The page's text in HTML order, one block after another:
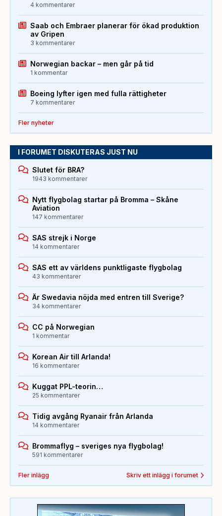
4 kommentarer
Saab och Embraer planerar för ökad produktion
av Gripen
3 kommentarer
Norwegian backar – men går på tid
1 kommentar
Boeing lyfter igen med fulla rättigheter
7 kommentarer
Fler nyheter
I FORUMET DISKUTERAS JUST NU
Slutet för BRA?
1943 kommentarer
Nytt flygbolag startar på Bromma – Skåne
Aviation
147 kommentarer
SAS strejk i Norge
14 kommentarer
SAS ett av världens punktligaste flygbolag
43 kommentarer
Är Swedavia nöjda med entren till Sverige?
34 kommentarer
CC på Norwegian
1 kommentar
Korean Air till Arlanda!
16 kommentarer
Kuggat PPL-teorin…
25 kommentarer
Tidig avgång Ryanair från Arlanda
14 kommentarer
Brommaflyg – sveriges nya flygbolag!
591 kommentarer
Fler inlägg Skriv ett inlägg i forumet